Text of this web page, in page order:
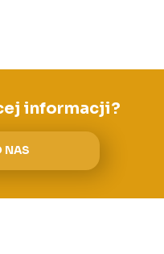
informacji?
NAS